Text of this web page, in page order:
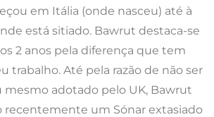
em Itália (onde nasceu) até à
está sitiado. Bawrut destaca-se
2 anos pela diferença que tem
trabalho. Até pela razão de não ser
mesmo adotado pelo UK, Bawrut
recentemente um Sónar extasiado